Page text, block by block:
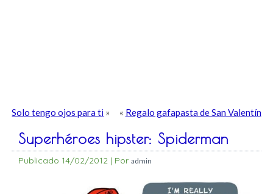
Solo tengo ojos para ti » « Regalo gafapasta de San Valentín
Superhéroes hipster: Spiderman
Publicado 14/02/2012 | Por admin